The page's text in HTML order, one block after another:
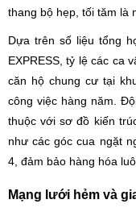
thang bộ hẹp, tối tăm là
Dựa trên số liệu tổng
EXPRESS, tỷ lệ các ca
căn hộ chung cư tại
công việc hàng năm.
thuộc với sơ đồ kiến
như các góc cua ngặt
4, đảm bảo hàng hóa
Mạng lưới hẻm và